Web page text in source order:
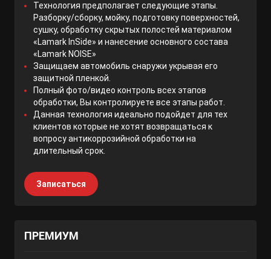
Технология предполагает следующие этапы.
Разборку/сборку, мойку, подготовку поверхностей,
сушку, обработку скрытых полостей материалом
«Lamark InSide» и нанесение основного состава
«Lamark NOISE»
Защищаем автомобиль снаружи укрывая его
защитной пленкой.
Полный фото/видео контроль всех этапов
обработки, Вы контролируете все этапы работ.
Данная технология идеально подойдет для тех
клиентов которые не хотят возвращаться к
вопросу антикоррозийной обработки на
длительный срок.
Записаться
ПРЕМИУМ